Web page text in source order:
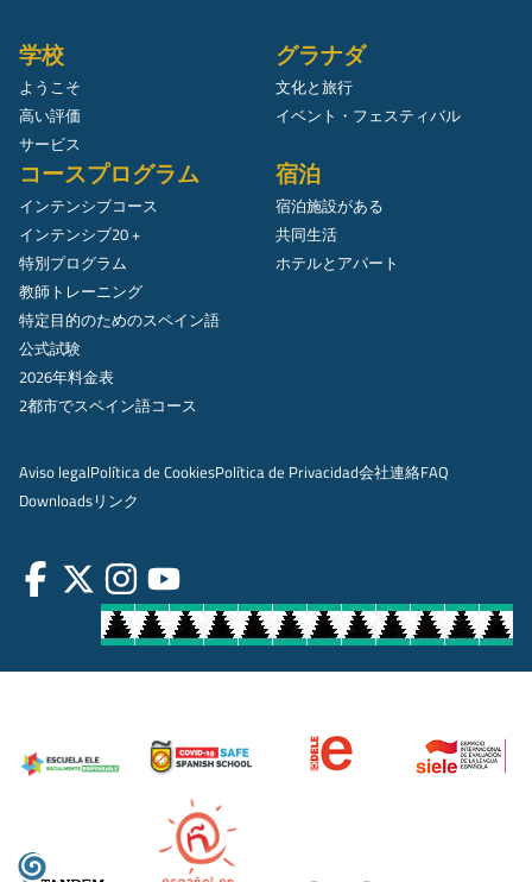
学校
ようこそ
高い評価
サービス
グラナダ
文化と旅行
イベント・フェスティバル
コースプログラム
インテンシブコース
インテンシブ20 +
特別プログラム
教師トレーニング
特定目的のためのスペイン語
公式試験
2026年料金表
2都市でスペイン語コース
宿泊
宿泊施設がある
共同生活
ホテルとアパート
Aviso legalPolítica de CookiesPolítica de Privacidad会社連絡FAQ
Downloadsリンク